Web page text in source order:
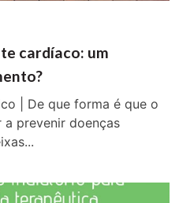
cardíaco: um
| De que forma é que o
prevenir doenças